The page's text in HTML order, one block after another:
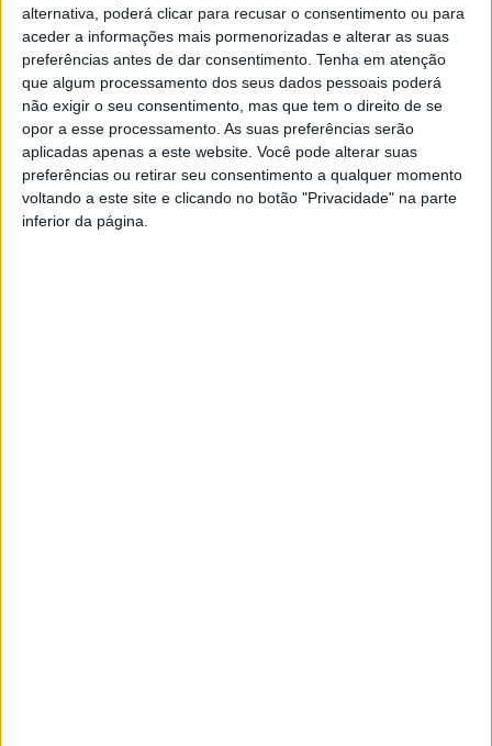
alternativa, poderá clicar para recusar o consentimento ou para
aceder a informações mais pormenorizadas e alterar as suas
preferências antes de dar consentimento. Tenha em atenção
que algum processamento dos seus dados pessoais poderá
não exigir o seu consentimento, mas que tem o direito de se
opor a esse processamento. As suas preferências serão
aplicadas apenas a este website. Você pode alterar suas
preferências ou retirar seu consentimento a qualquer momento
voltando a este site e clicando no botão "Privacidade" na parte
inferior da página.
FM ou em www.968.fm
Pub
TAGS Futebol Taça Interdistrital